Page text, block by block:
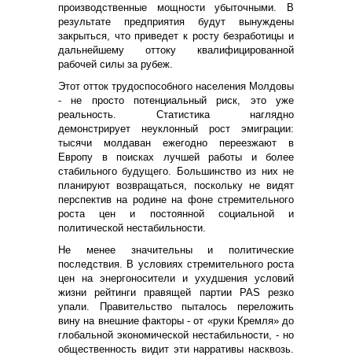
производственные мощности убыточными. В
результате предприятия будут вынуждены
закрыться, что приведет к росту безработицы и
дальнейшему оттоку квалифицированной
рабочей силы за рубеж.
Этот отток трудоспособного населения Молдовы
- не просто потенциальный риск, это уже
реальность. Статистика наглядно
демонстрирует неуклонный рост эмиграции:
тысячи молдаван ежегодно переезжают в
Европу в поисках лучшей работы и более
стабильного будущего. Большинство из них не
планируют возвращаться, поскольку не видят
перспектив на родине на фоне стремительного
роста цен и постоянной социальной и
политической нестабильности.
Не менее значительны и политические
последствия. В условиях стремительного роста
цен на энергоносители и ухудшения условий
жизни рейтинги правящей партии PAS резко
упали. Правительство пыталось переложить
вину на внешние факторы - от «руки Кремля» до
глобальной экономической нестабильности, - но
общественность видит эти нарративы насквозь.